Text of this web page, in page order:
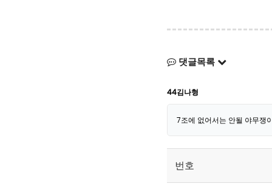
댓글목록
44김나형
7조에 없어서는 안될 야무쟁
번호